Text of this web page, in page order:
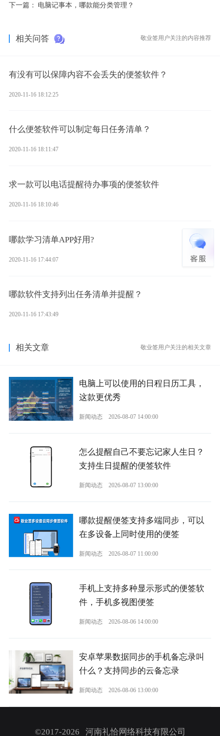
下一篇： 电脑记事本，哪款能分类管理？
相关问答 敬业签用户关注的内容推荐
有没有可以保障内容不会丢失的便签软件？
2020-11-16 18:12:25
什么便签软件可以制定每日任务清单？
2020-11-16 18:11:47
求一款可以电话提醒待办事项的便签软件
2020-11-16 18:10:46
哪款学习清单APP好用?
2020-11-16 17:44:07
哪款软件支持列出任务清单并提醒？
2020-11-16 17:43:49
相关文章 敬业签用户关注的相关文章
电脑上可以使用的日程日历工具，
这款更优秀
新闻动态 2026-08-07 14:00:00
怎么提醒自己不要忘记家人生日？
支持生日提醒的便签软件
新闻动态 2026-08-07 13:00:00
哪款提醒便签支持多端同步，可以
在多设备上同时使用的便签
新闻动态 2026-08-07 11:00:00
手机上支持多种显示形式的便签软
件，手机多视图便签
新闻动态 2026-08-06 14:00:00
安卓苹果数据同步的手机备忘录叫
什么？支持同步的云备忘录
新闻动态 2026-08-06 13:00:00
©2017-2026 河南礼恰网络科技有限公司